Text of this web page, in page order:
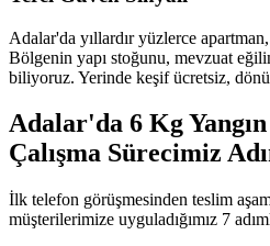
Adalar'da yıllardır yüzlerce
Bölgenin yapı stoğunu, mevzuat
biliyoruz. Yerinde keşif ücretsiz,
Adalar'da 6 Kg Yangın
Çalışma Sürecimiz
İlk telefon görüşmesinden teslim
müşterilerimize uyguladığımız 7